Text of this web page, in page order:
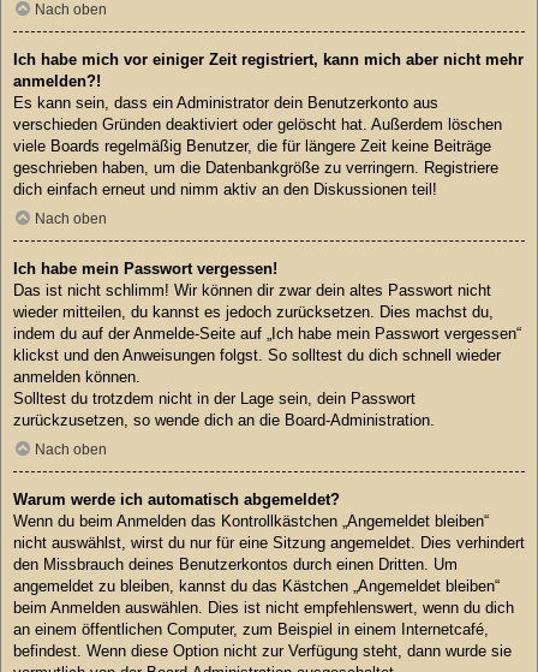
Nach oben
Ich habe mich vor einiger Zeit registriert, kann mich aber nicht mehr
anmelden?!
Es kann sein, dass ein Administrator dein Benutzerkonto aus
verschieden Gründen deaktiviert oder gelöscht hat. Außerdem löschen
viele Boards regelmäßig Benutzer, die für längere Zeit keine Beiträge
geschrieben haben, um die Datenbankgröße zu verringern. Registriere
dich einfach erneut und nimm aktiv an den Diskussionen teil!
Nach oben
Ich habe mein Passwort vergessen!
Das ist nicht schlimm! Wir können dir zwar dein altes Passwort nicht
wieder mitteilen, du kannst es jedoch zurücksetzen. Dies machst du,
indem du auf der Anmelde-Seite auf „Ich habe mein Passwort vergessen“
klickst und den Anweisungen folgst. So solltest du dich schnell wieder
anmelden können.
Solltest du trotzdem nicht in der Lage sein, dein Passwort
zurückzusetzen, so wende dich an die Board-Administration.
Nach oben
Warum werde ich automatisch abgemeldet?
Wenn du beim Anmelden das Kontrollkästchen „Angemeldet bleiben“
nicht auswählst, wirst du nur für eine Sitzung angemeldet. Dies verhindert
den Missbrauch deines Benutzerkontos durch einen Dritten. Um
angemeldet zu bleiben, kannst du das Kästchen „Angemeldet bleiben“
beim Anmelden auswählen. Dies ist nicht empfehlenswert, wenn du dich
an einem öffentlichen Computer, zum Beispiel in einem Internetcafé,
befindest. Wenn diese Option nicht zur Verfügung steht, dann wurde sie